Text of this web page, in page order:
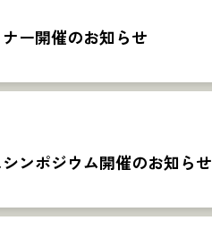
ー開催のお知らせ
ンポジウム開催のお知らせ